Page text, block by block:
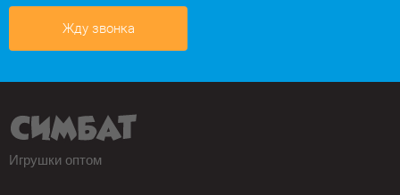
Жду звонка
Игрушки оптом